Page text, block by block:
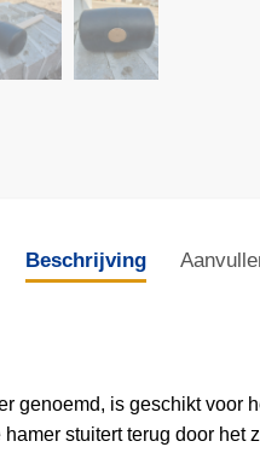
Beschrijving
genoemd, is geschikt
stuitert terug door het